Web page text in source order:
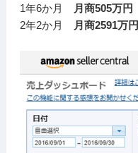
1年6か月
月商505万円
2年2か月
月商2591万円